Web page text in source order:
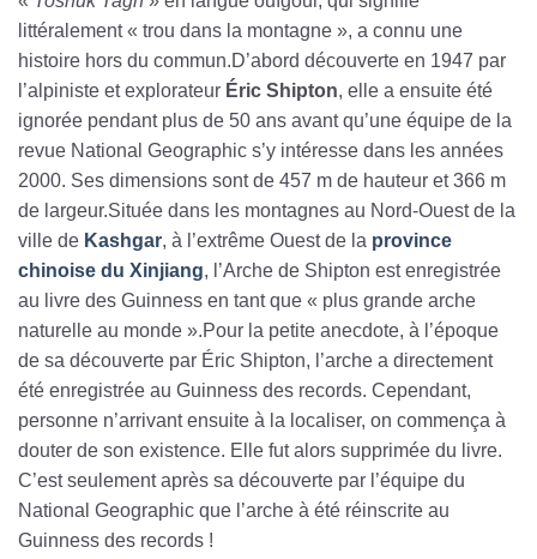
littéralement « trou dans la montagne », a connu une
histoire hors du commun.D’abord découverte en 1947 par
l’alpiniste et explorateur Éric Shipton, elle a ensuite été
ignorée pendant plus de 50 ans avant qu’une équipe de la
revue National Geographic s’y intéresse dans les années
2000. Ses dimensions sont de 457 m de hauteur et 366 m
de largeur.Située dans les montagnes au Nord-Ouest de la
ville de Kashgar, à l’extrême Ouest de la province
chinoise du Xinjiang, l’Arche de Shipton est enregistrée
au livre des Guinness en tant que « plus grande arche
naturelle au monde ».Pour la petite anecdote, à l’époque
de sa découverte par Éric Shipton, l’arche a directement
été enregistrée au Guinness des records. Cependant,
personne n’arrivant ensuite à la localiser, on commença à
douter de son existence. Elle fut alors supprimée du livre.
C’est seulement après sa découverte par l’équipe du
National Geographic que l’arche à été réinscrite au
Guinness des records !